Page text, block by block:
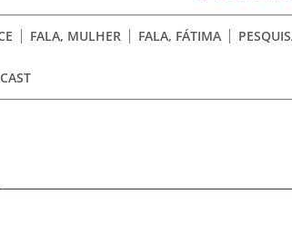
FALA, MULHER FALA, FÁTIMA